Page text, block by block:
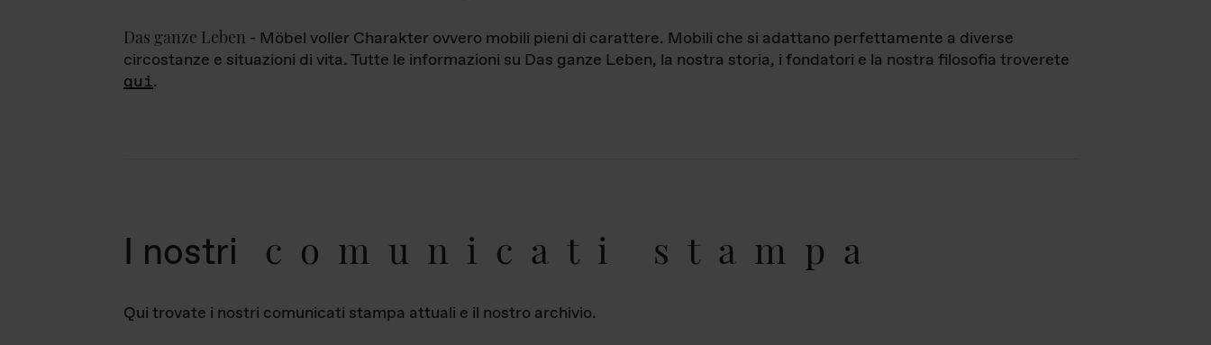
Das ganze Leben - Möbel voller Charakter ovvero mobili pieni di carattere. Mobili che si adattano perfettamente a diverse
circostanze e situazioni di vita. Tutte le informazioni su Das ganze Leben, la nostra storia, i fondatori e la nostra filosofia troverete
qui.
I nostri comunicati stampa
Qui trovate i nostri comunicati stampa attuali e il nostro archivio.